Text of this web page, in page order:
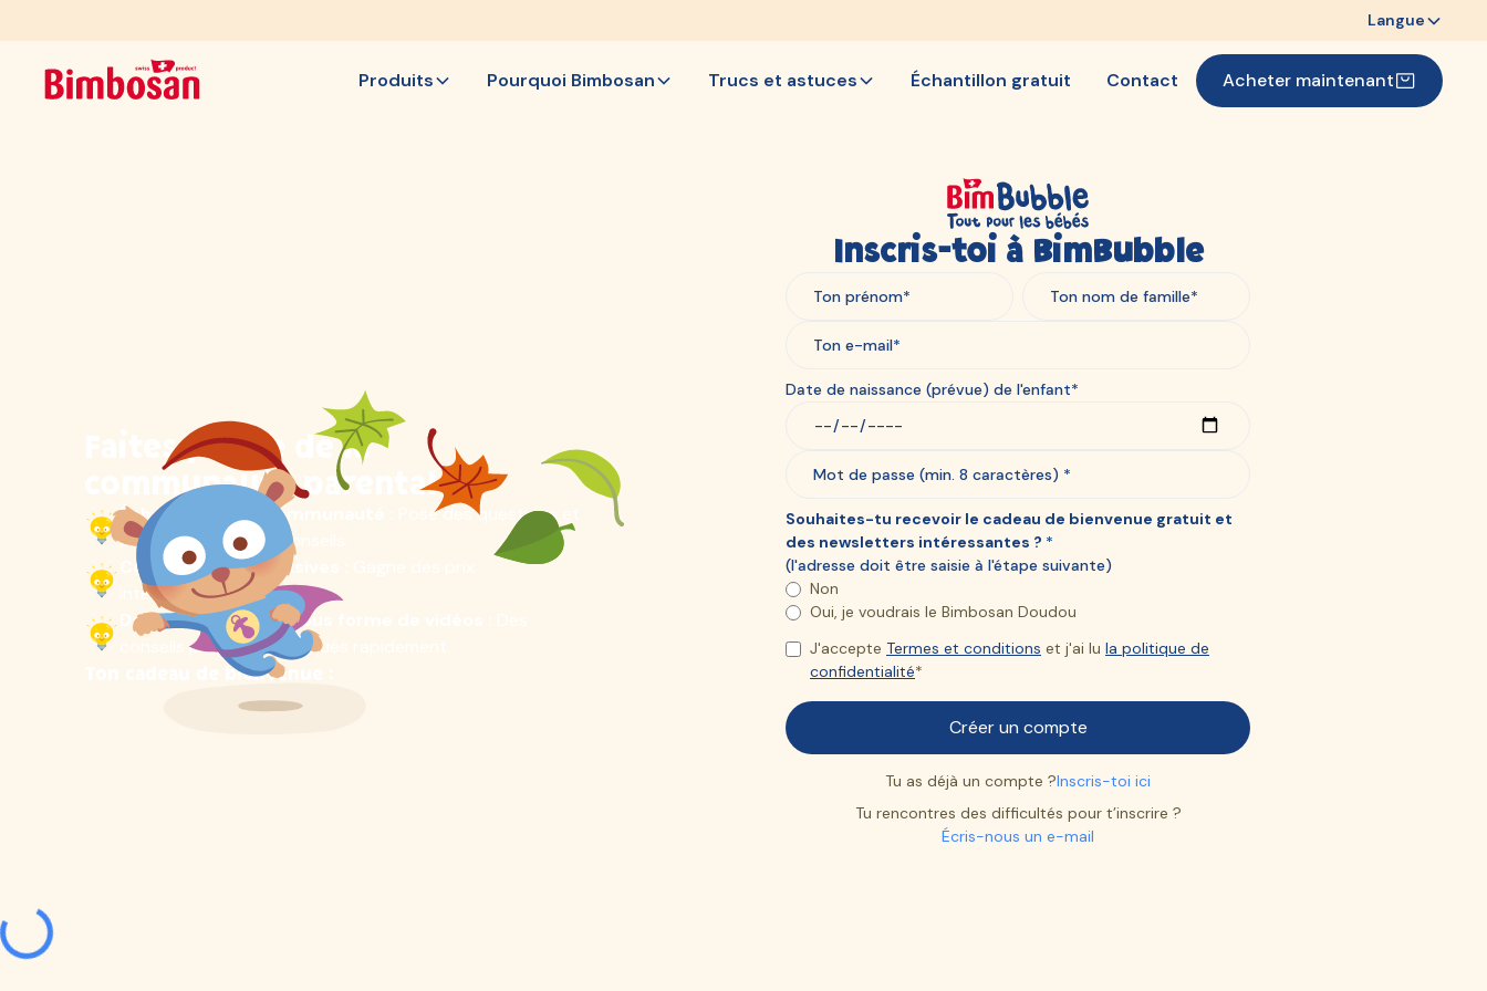
Langue
Produits Pourquoi Bimbosan Trucs et astuces Échantillon gratuit Contact Acheter maintenant
Faites partie de la
communauté parentale
Échange avec la communauté :
Pose des questions et
profite de précieux conseils.
Compétitions exclusives :
intéressants.
Des astuces de vie sous forme de vidéos :
conseils pratiques expliqués rapidement.
Ton cadeau de bienvenue :
Inscris-toi à BimBubble
Date de naissance (prévue) de l'enfant*
Souhaites-tu recevoir le cadeau de bienvenue gratuit et
des newsletters intéressantes ? *
(l'adresse doit être saisie à l'étape suivante)
Non
Oui, je voudrais le Bimbosan Doudou
J'accepte Termes et conditions et j'ai lu la politique de
confidentialité*
Tu as déjà un compte ?Inscris-toi ici
Tu rencontres des difficultés pour t’inscrire ?
Écris-nous un e-mail